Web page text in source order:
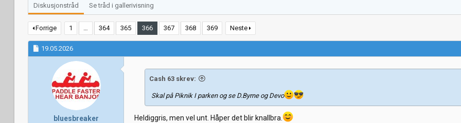
å
d
s
t
a
r
a
r
t
d
a
Diskusjonstråd Se tråd i gallerivisning
Forrige 1 … 364 365 366 367 368 369 Neste
19.05.2026
bluesbreaker
Cash 63 skrev:
Skal på Piknik I parken og se D.Byrne og Devo
Heldiggris, men vel unt. Håper det blir knallbra.